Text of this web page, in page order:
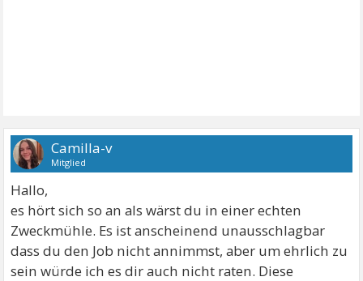
Camilla-v
Mitglied
Hallo,
es hört sich so an als wärst du in einer echten
Zweckmühle. Es ist anscheinend unausschlagbar
dass du den Job nicht annimmst, aber um ehrlich zu
sein würde ich es dir auch nicht raten. Diese